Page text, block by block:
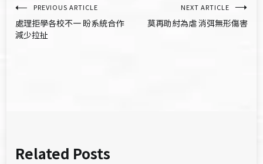
文
章
PREVIOUS ARTICLE
處理拒學各校不一 盼系統合作
減少拉扯
NEXT ARTICLE
莫再助紂為虐 消弭無形傷害
Related Posts